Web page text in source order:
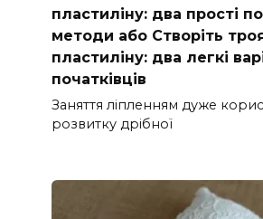
пластиліну: два прості
методи або Створіть
пластиліну: два легкі
початківців
Заняття ліпленням дуже
розвитку дрібної